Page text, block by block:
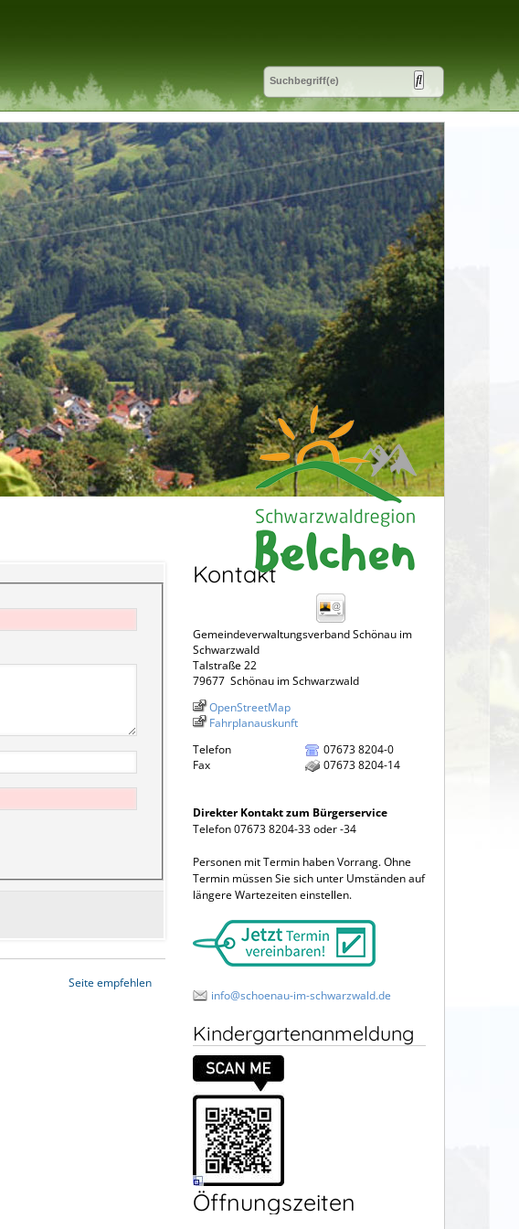
Seite empfehlen
Kontakt
Gemeindeverwaltungsverband Schönau im
Schwarzwald
Talstraße 22
79677 Schönau im Schwarzwald
OpenStreetMap
Fahrplanauskunft
Telefon
07673 8204-0
Fax
07673 8204-14
Direkter Kontakt zum Bürgerservice
Telefon 07673 8204-33 oder -34
Personen mit Termin haben Vorrang. Ohne
Termin müssen Sie sich unter Umständen auf
längere Wartezeiten einstellen.
info@schoenau-im-schwarzwald.de
Kindergartenanmeldung
Öffnungszeiten